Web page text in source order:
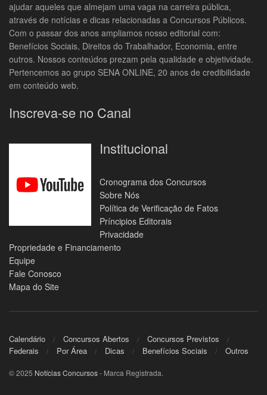
ajudar aqueles que almejam uma vaga na carreira pública,
através de notícias e dicas relacionadas a Concursos Públicos.
Com o passar dos anos ampliamos nosso editorial com:
Benefícios Sociais, Direitos do Trabalhador, Economia, entre
outros. Nossos conteúdos prezam pela qualidade e objetividade.
Pertencemos ao grupo SENA ONLINE, 20 anos de credibilidade
em conteúdo web.
Inscreva-se no Canal
Institucional
Cronograma dos Concursos
Sobre Nós
Política de Verificação de Fatos
Príncipios Editorais
Privacidade
Propriedade e Financiamento
Equipe
Fale Conosco
Mapa do Site
Calendário Concursos Abertos
Concursos Previstos
Federais
Por Área Dicas Benefícios Sociais Outros
© 2025 Notícias Concursos- Marca Registrada.